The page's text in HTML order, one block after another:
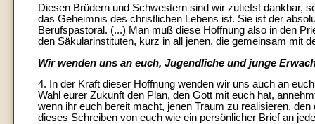
Diesen Brüdern und Schwestern sind wir zutiefst dankbar,
das Geheimnis des christlichen Lebens ist. Sie ist der
Berufspastoral. (...) Man muß diese Hoffnung also in den
den Säkularinstituten, kurz in all jenen, die gemeinsam mit
Wir wenden uns an euch, Jugendliche und junge
4. In der Kraft dieser Hoffnung wenden wir uns auch an
Wahl eurer Zukunft den Plan, den Gott mit euch hat,
wenn ihr euch bereit macht, jenen Traum zu realisieren,
dieses Schreiben von euch wie ein persönlicher Brief an